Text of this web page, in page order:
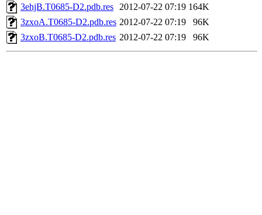
3ehjB.T0685-D2.pdb.res 2012-07-22 07:19 164K
3zxoA.T0685-D2.pdb.res 2012-07-22 07:19
96K
3zxoB.T0685-D2.pdb.res 2012-07-22 07:19 96K